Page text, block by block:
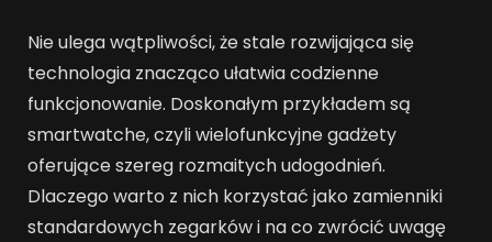
Nie ulega wątpliwości, że stale rozwijająca się
technologia znacząco ułatwia codzienne
funkcjonowanie. Doskonałym przykładem są
smartwatche, czyli wielofunkcyjne gadżety
oferujące szereg rozmaitych udogodnień.
Dlaczego warto z nich korzystać jako zamienniki
standardowych zegarków i na co zwrócić uwagę